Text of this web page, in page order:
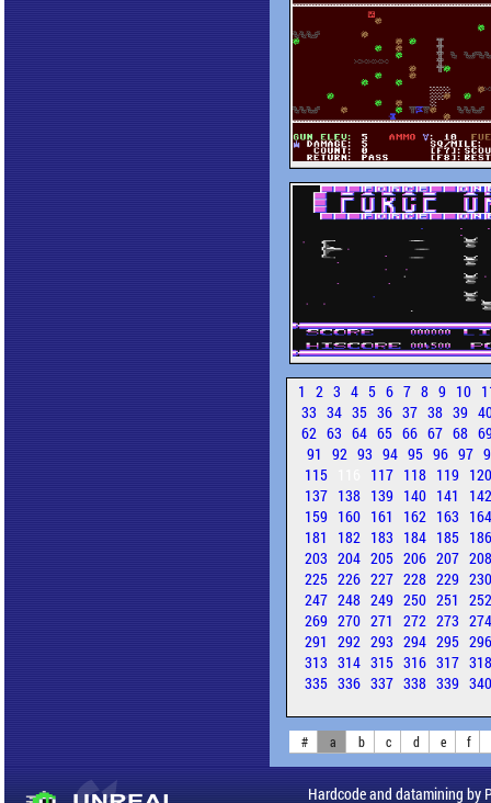
1 2 3 4 5 6 7 8 9 10
33 34 35 36 37 38 39
62 63 64 65 66 67 68
91 92 93 94 95 96 97
115
117 118 119
137 138 139 140 141
159 160 161 162 163
181
182 183 184 185
203 204 205 206 207
225 226 227 228 229
247 248 249 250 251
269 270 271 272 273
291 292 293 294 295
313 314 315 316 317
335 336 337 338 339
# a b c d e f
Hardcode and datamining by